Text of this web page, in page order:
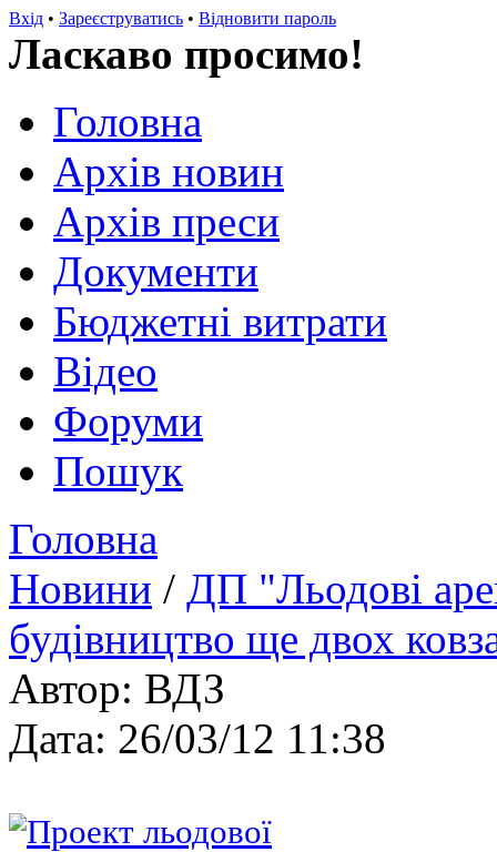
Вхід • Зареєструватись • Відновити пароль
Ласкаво просимо!
Головна
Архів новин
Архів преси
Документи
Бюджетні витрати
Відео
Форуми
Пошук
Головна
Новини / ДП "Льодові
будівництво ще двох
Автор: ВДЗ
Дата: 26/03/12 11:38